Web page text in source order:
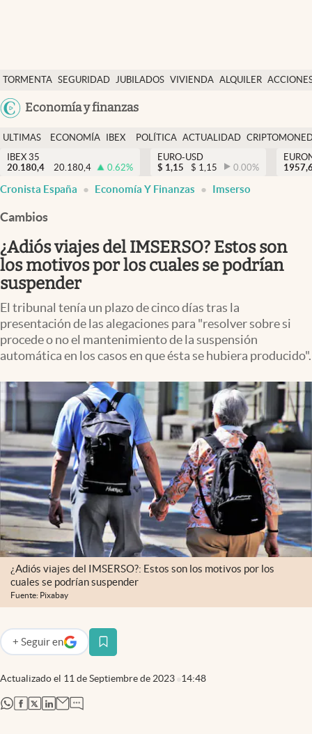
TORMENTA SEGURIDAD JUBILADOS VIVIENDA ALQUILER
USA
Economía y finanzas
Economía y finanzas
Política
Actualidad
Criptomonedas
España
ULTIMAS
NOTICIAS
ECONOMÍA
FINANZAS
IBEX
EURO
POLÍTICA ACTUALIDAD
IBEX 35
20.180,4
20.180,4 0.62%
EURO-USD
$ 1,15 $ 1,15 0.00%
Cronista España Economía Y Finanzas Imserso
Cambios
¿Adiós viajes del IMSERSO? Estos son
los motivos por los cuales se podrían
suspender
El tribunal tenía un plazo de cinco días tras la
presentación de las alegaciones para "resolver sobre si
procede o no el mantenimiento de la suspensión
automática en los casos en que ésta se hubiera producido".
¿Adiós viajes del IMSERSO?: Estos son los motivos por los
cuales se podrían suspender
Fuente: Pixabay
Actualizado el 11 de Septiembre de 2023 14:48
+ Seguir en
abre en nueva pestaña
abre en nueva pestaña
abre en nueva pestaña
abre en nueva pestaña
abre en nueva pestaña